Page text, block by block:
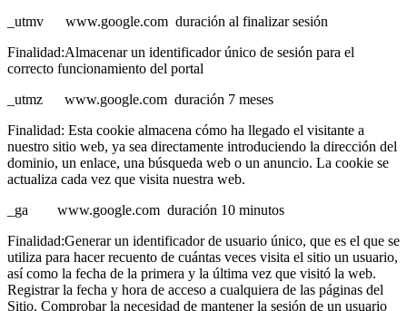
_utmv www.google.com duración al finalizar sesión
Finalidad:Almacenar un identificador único de sesión para el
correcto funcionamiento del portal
_utmz www.google.com duración 7 meses
Finalidad: Esta cookie almacena cómo ha llegado el visitante a
nuestro sitio web, ya sea directamente introduciendo la dirección del
dominio, un enlace, una búsqueda web o un anuncio. La cookie se
actualiza cada vez que visita nuestra web.
_ga www.google.com duración 10 minutos
Finalidad:Generar un identificador de usuario único, que es el que se
utiliza para hacer recuento de cuántas veces visita el sitio un usuario,
así como la fecha de la primera y la última vez que visitó la web.
Registrar la fecha y hora de acceso a cualquiera de las páginas del
Sitio. Comprobar la necesidad de mantener la sesión de un usuario